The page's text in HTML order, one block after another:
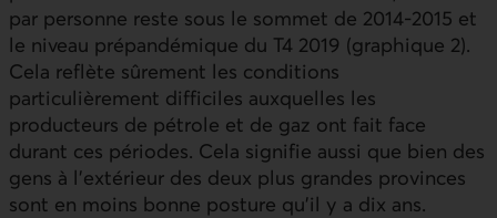
par personne reste sous le sommet de 2014‑2015 et
le niveau prépandémique du T4 2019 (graphique 2).
Cela reflète sûrement les conditions
particulièrement difficiles auxquelles les
producteurs de pétrole et de gaz ont fait face
durant ces périodes. Cela signifie aussi que bien des
gens à l’extérieur des deux plus grandes provinces
sont en moins bonne posture qu’il y a dix ans.